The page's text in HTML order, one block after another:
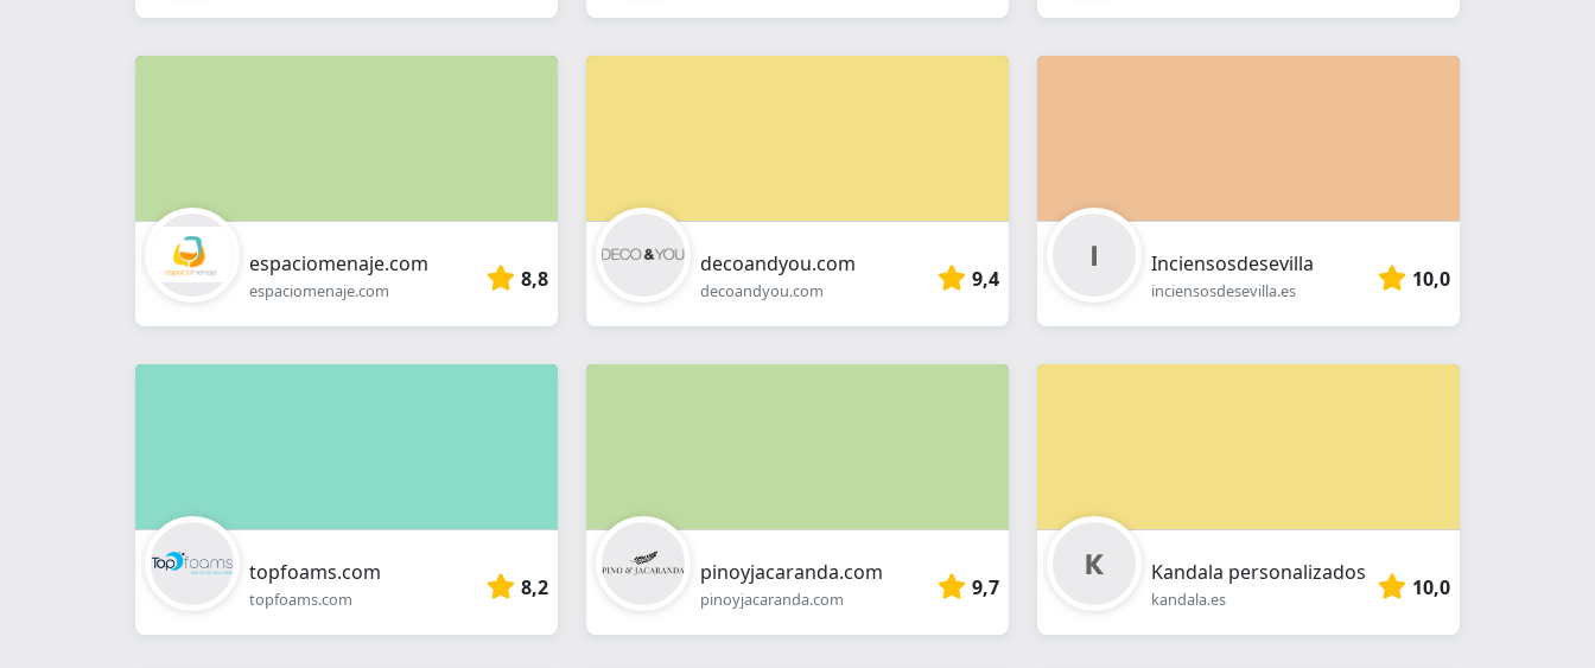
espaciomenaje.com
espaciomenaje.com 8,8
decoandyou.com
decoandyou.com 9,4
Inciensosdesevilla
inciensosdesevilla.es 10,0
topfoams.com
topfoams.com 8,2
pinoyjacaranda.com
pinoyjacaranda.com 9,7
Kandala personalizados
kandala.es 10,0